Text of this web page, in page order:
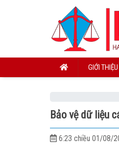
GIỚI THIỆU
Bảo vệ dữ liệu
6:23 chiều 01/08/